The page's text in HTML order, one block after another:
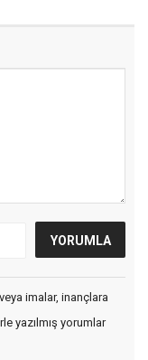
imalar, inançlara
yazılmış yorumlar